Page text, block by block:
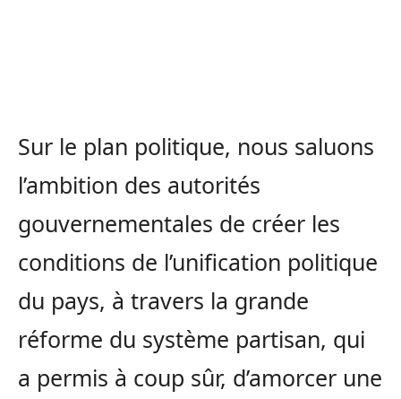
Sur le plan politique, nous saluons
l’ambition des autorités
gouvernementales de créer les
conditions de l’unification politique
du pays, à travers la grande
réforme du système partisan, qui
a permis à coup sûr, d’amorcer une